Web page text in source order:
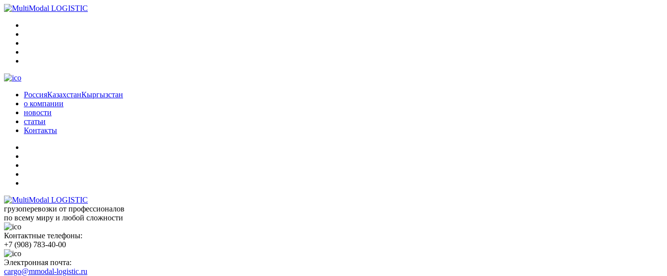
РоссияКазахстанКыргызстан
о компании
новости
статьи
Контакты
грузоперевозки от профессионалов
по всему миру и любой сложности
Контактные телефоны:
+7 (908) 783-40-00
Электронная почта:
cargo@mmodal-logistic.ru